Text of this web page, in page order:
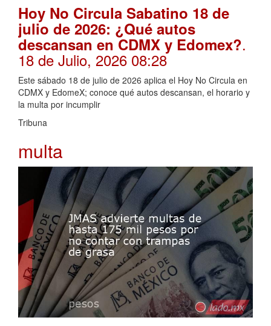
Hoy No Circula Sabatino 18 de
julio de 2026: ¿Qué autos
descansan en CDMX y Edomex?.
18 de Julio, 2026 08:28
Este sábado 18 de julio de 2026 aplica el Hoy No Circula en
CDMX y EdomeX; conoce qué autos descansan, el horario y
la multa por incumplir
Tribuna
multa